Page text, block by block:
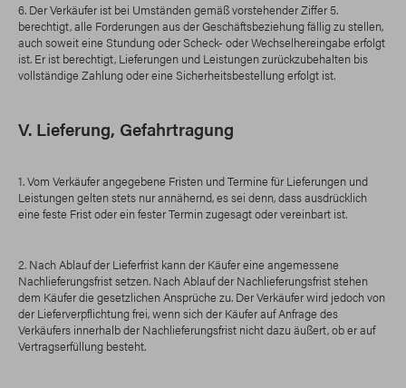
6. Der Verkäufer ist bei Umständen gemäß vorstehender Ziffer 5.
berechtigt, alle Forderungen aus der Geschäftsbeziehung fällig zu stellen,
auch soweit eine Stundung oder Scheck- oder Wechselhereingabe erfolgt
ist. Er ist berechtigt, Lieferungen und Leistungen zurückzubehalten bis
vollständige Zahlung oder eine Sicherheitsbestellung erfolgt ist.
V. Lieferung, Gefahrtragung
1. Vom Verkäufer angegebene Fristen und Termine für Lieferungen und
Leistungen gelten stets nur annähernd, es sei denn, dass ausdrücklich
eine feste Frist oder ein fester Termin zugesagt oder vereinbart ist.
2. Nach Ablauf der Lieferfrist kann der Käufer eine angemessene
Nachlieferungsfrist setzen. Nach Ablauf der Nachlieferungsfrist stehen
dem Käufer die gesetzlichen Ansprüche zu. Der Verkäufer wird jedoch von
der Lieferverpflichtung frei, wenn sich der Käufer auf Anfrage des
Verkäufers innerhalb der Nachlieferungsfrist nicht dazu äußert, ob er auf
Vertragserfüllung besteht.